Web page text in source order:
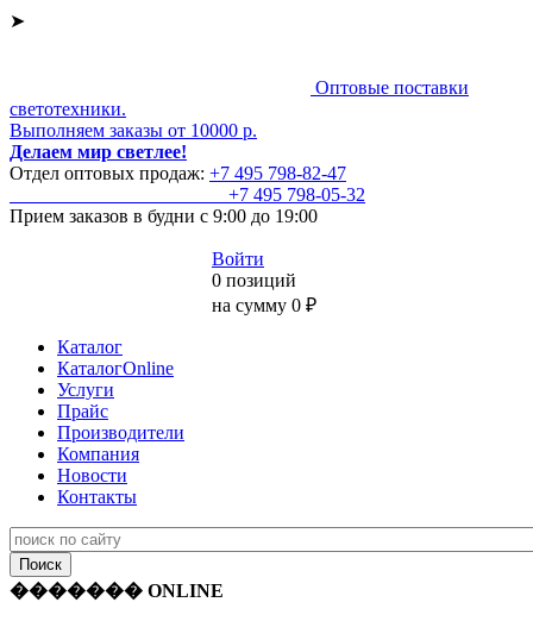
➤
Оптовые поставки
светотехники.
Выполняем заказы от 10000 р.
Делаем мир светлее!
Отдел оптовых продаж: +7 495 798-82-47
+7 495 798-05-32
Прием заказов в будни с 9:00 до 19:00
Войти
0 позиций
на сумму 0 ₽
Каталог
КаталогOnline
Услуги
Прайс
Производители
Компания
Новости
Контакты
������� ONLINE